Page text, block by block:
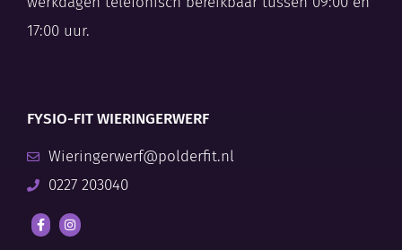
17:00 uur.
FYSIO-FIT WIERINGERWERF
Wieringerwerf@polderfit.nl
0227 203040